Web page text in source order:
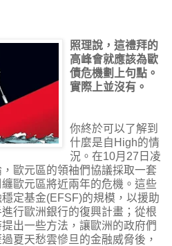
照理說，這禮拜的
高峰會就應該為歐
債危機劃上句點。
實際上並沒有。
你終於可以了解到
什麼是自High的情
況。在10月27日凌
歐元區的領袖們協議採取一套
纏歐元區將近兩年的危機。這些
定基金(EFSF)的規模，以援助
行歐洲銀行的復興計畫；從根
出一些方法，讓歐洲的政府們
夏天愁雲慘旦的金融威脅後，